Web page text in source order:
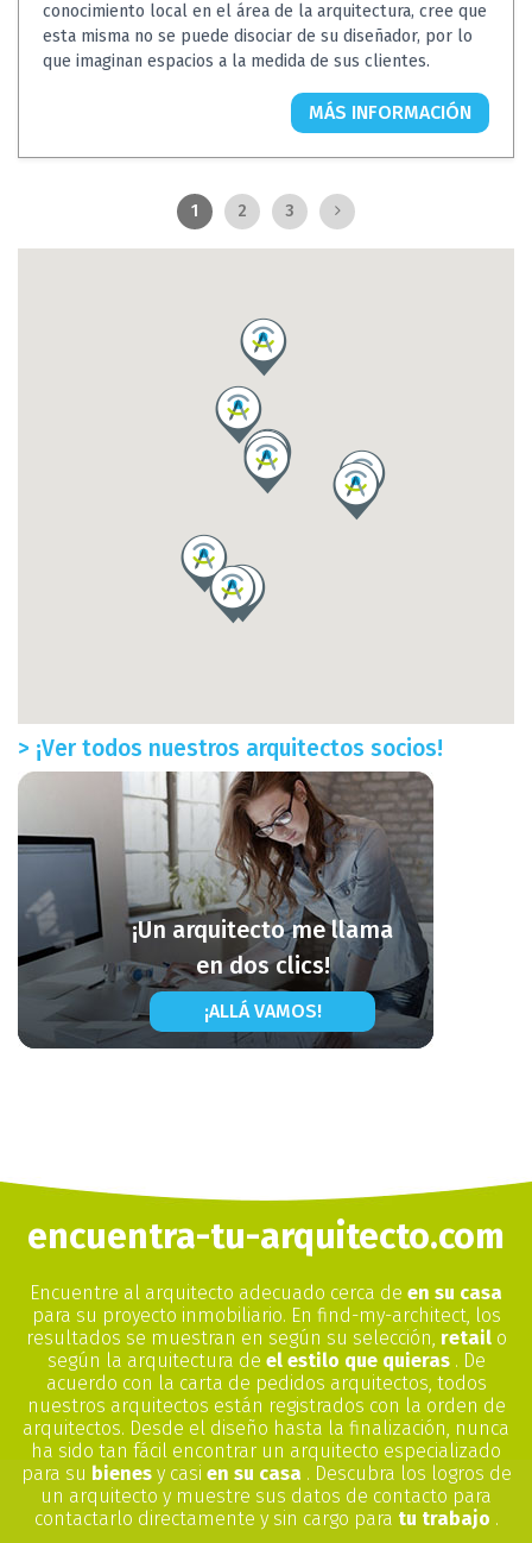
conocimiento local en el área de la arquitectura, cree que
esta misma no se puede disociar de su diseñador, por lo
que imaginan espacios a la medida de sus clientes.
MÁS INFORMACIÓN
1 2 3
> ¡Ver todos nuestros arquitectos socios!
¡Un arquitecto me llama
en dos clics!
¡ALLÁ VAMOS!
encuentra-tu-arquitecto.com
Encuentre al arquitecto adecuado cerca de en su casa
para su proyecto inmobiliario. En find-my-architect, los
resultados se muestran en según su selección, retail o
según la arquitectura de el estilo que quieras . De
acuerdo con la carta de pedidos arquitectos, todos
nuestros arquitectos están registrados con la orden de
arquitectos. Desde el diseño hasta la finalización, nunca
ha sido tan fácil encontrar un arquitecto especializado
para su bienes y casi en su casa . Descubra los logros de
un arquitecto y muestre sus datos de contacto para
contactarlo directamente y sin cargo para tu trabajo .